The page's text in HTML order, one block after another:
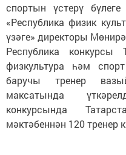
спортын үстерү
«Республика физик
үзәге» директоры
Республика конкурсы
физкультура һәм
баручы тренер
максатында
конкурсында
мәктәбеннән 120 тренер